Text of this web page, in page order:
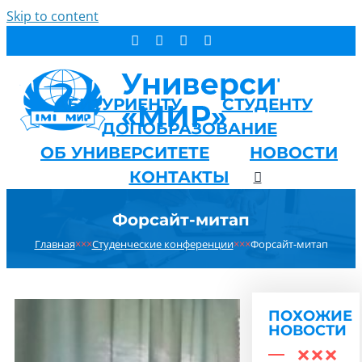
Skip to content
АБИТУРИЕНТУ
СТУДЕНТУ
ДОПОБРАЗОВАНИЕ
ОБ УНИВЕРСИТЕТЕ
НОВОСТИ
КОНТАКТЫ
Форсайт-митап
Главная×××Студенческие конференции×××Форсайт-митап
ПОХОЖИЕ
НОВОСТИ